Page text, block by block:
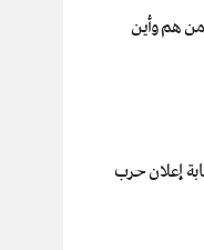
هم وأين
إعلان حرب